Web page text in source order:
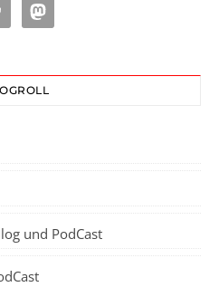
und PodCast